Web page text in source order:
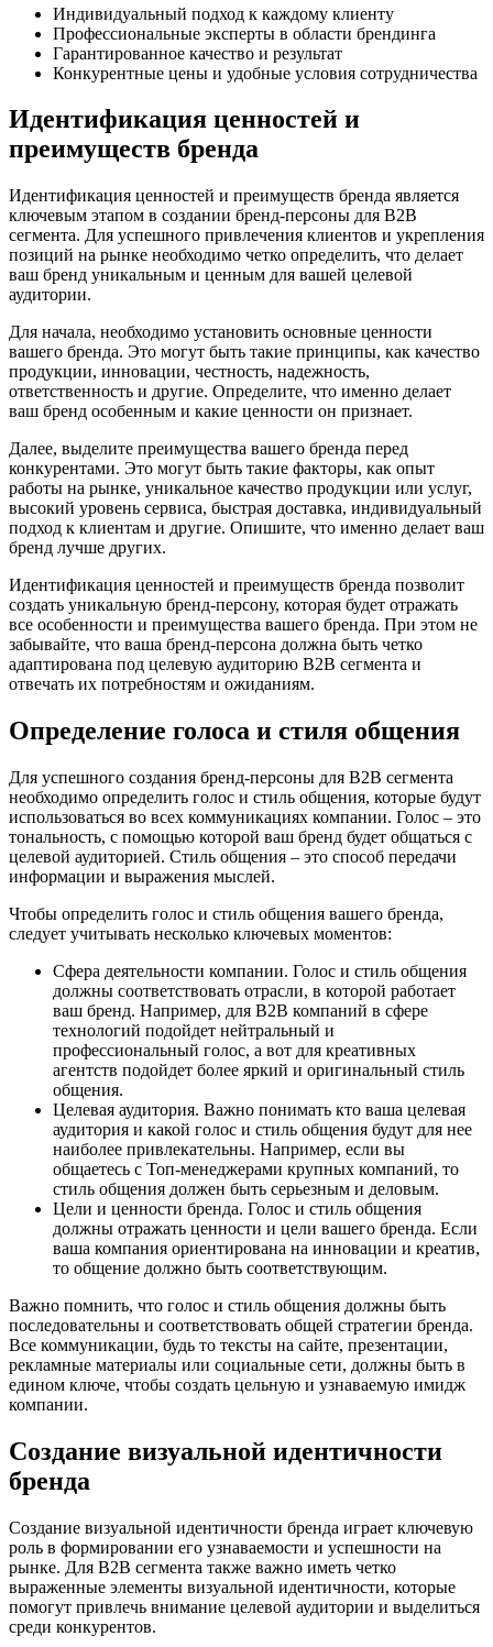
Индивидуальный подход к каждому клиенту
Профессиональные эксперты в области брендинга
Гарантированное качество и результат
Конкурентные цены и удобные условия сотрудничества
Идентификация ценностей и
преимуществ бренда
Идентификация ценностей и преимуществ бренда является
ключевым этапом в создании бренд-персоны для B2B
сегмента. Для успешного привлечения клиентов и укрепления
позиций на рынке необходимо четко определить, что делает
ваш бренд уникальным и ценным для вашей целевой
аудитории.
Для начала, необходимо установить основные ценности
вашего бренда. Это могут быть такие принципы, как качество
продукции, инновации, честность, надежность,
ответственность и другие. Определите, что именно делает
ваш бренд особенным и какие ценности он признает.
Далее, выделите преимущества вашего бренда перед
конкурентами. Это могут быть такие факторы, как опыт
работы на рынке, уникальное качество продукции или услуг,
высокий уровень сервиса, быстрая доставка, индивидуальный
подход к клиентам и другие. Опишите, что именно делает ваш
бренд лучше других.
Идентификация ценностей и преимуществ бренда позволит
создать уникальную бренд-персону, которая будет отражать
все особенности и преимущества вашего бренда. При этом не
забывайте, что ваша бренд-персона должна быть четко
адаптирована под целевую аудиторию B2B сегмента и
отвечать их потребностям и ожиданиям.
Определение голоса и стиля общения
Для успешного создания бренд-персоны для B2B сегмента
необходимо определить голос и стиль общения, которые будут
использоваться во всех коммуникациях компании. Голос – это
тональность, с помощью которой ваш бренд будет общаться с
целевой аудиторией. Стиль общения – это способ передачи
информации и выражения мыслей.
Чтобы определить голос и стиль общения вашего бренда,
следует учитывать несколько ключевых моментов:
Сфера деятельности компании. Голос и стиль общения
должны соответствовать отрасли, в которой работает
ваш бренд. Например, для B2B компаний в сфере
технологий подойдет нейтральный и
профессиональный голос, а вот для креативных
агентств подойдет более яркий и оригинальный стиль
общения.
Целевая аудитория. Важно понимать кто ваша целевая
аудитория и какой голос и стиль общения будут для нее
наиболее привлекательны. Например, если вы
общаетесь с Топ-менеджерами крупных компаний, то
стиль общения должен быть серьезным и деловым.
Цели и ценности бренда. Голос и стиль общения
должны отражать ценности и цели вашего бренда. Если
ваша компания ориентирована на инновации и креатив,
то общение должно быть соответствующим.
Важно помнить, что голос и стиль общения должны быть
последовательны и соответствовать общей стратегии бренда.
Все коммуникации, будь то тексты на сайте, презентации,
рекламные материалы или социальные сети, должны быть в
едином ключе, чтобы создать цельную и узнаваемую имидж
компании.
Создание визуальной идентичности
бренда
Создание визуальной идентичности бренда играет ключевую
роль в формировании его узнаваемости и успешности на
рынке. Для B2B сегмента также важно иметь четко
выраженные элементы визуальной идентичности, которые
помогут привлечь внимание целевой аудитории и выделиться
среди конкурентов.